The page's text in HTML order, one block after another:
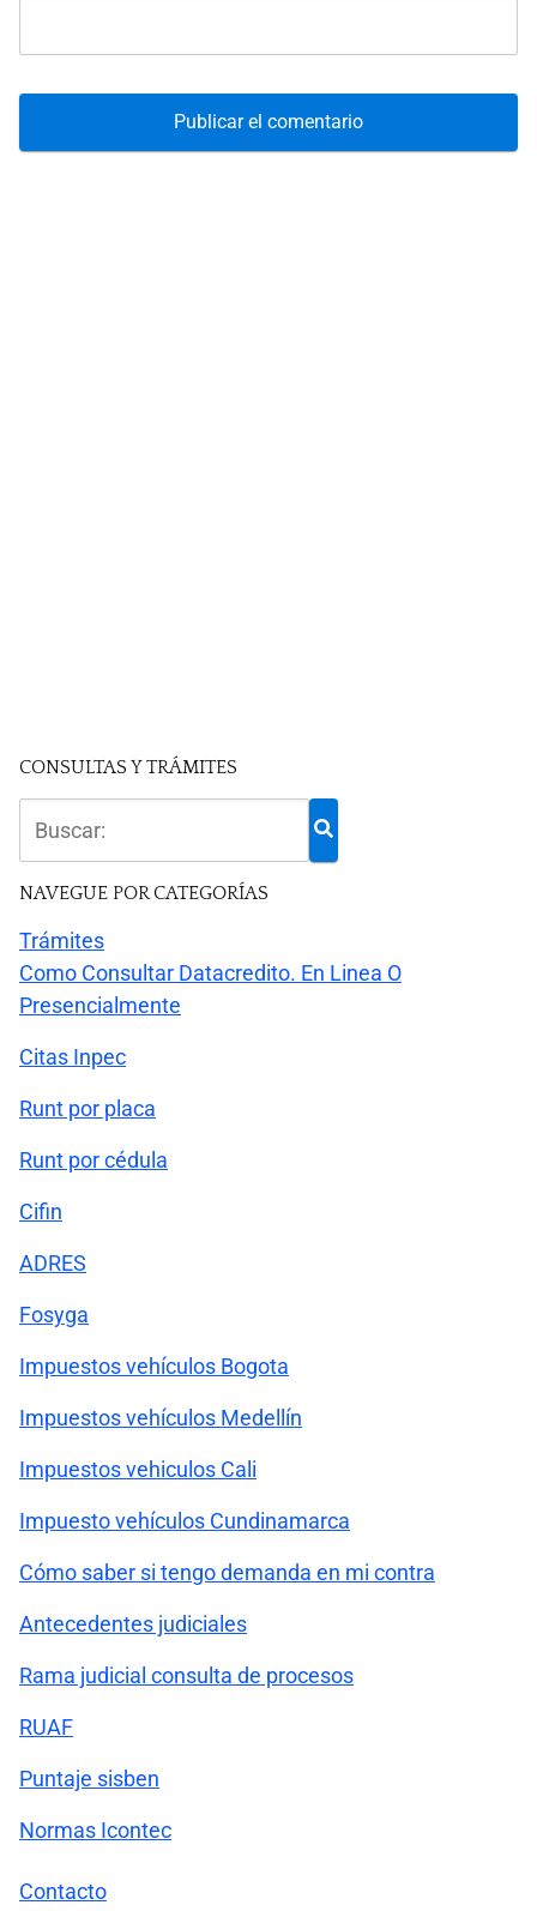
CONSULTAS Y TRÁMITES
NAVEGUE POR CATEGORÍAS
Trámites
Como Consultar Datacredito. En Linea O
Presencialmente
Citas Inpec
Runt por placa
Runt por cédula
Cifin
ADRES
Fosyga
Impuestos vehículos Bogota
Impuestos vehículos Medellín
Impuestos vehiculos Cali
Impuesto vehículos Cundinamarca
Cómo saber si tengo demanda en mi contra
Antecedentes judiciales
Rama judicial consulta de procesos
RUAF
Puntaje sisben
Normas Icontec
Contacto